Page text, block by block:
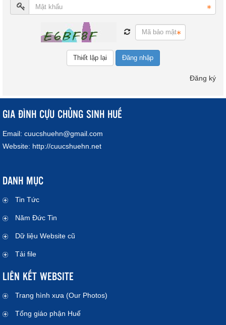
Đăng nhập
Đăng ký
GIA ĐÌNH CỰU CHỦNG SINH HUẾ
Email: cuucshuehn@gmail.com
Website: http://cuucshuehn.net
DANH MỤC
Tin Tức
Năm Đức Tin
Dữ liệu Website cũ
Tải file
LIÊN KẾT WEBSITE
Trang hình xưa (Our Photos)
Tổng giáo phận Huế